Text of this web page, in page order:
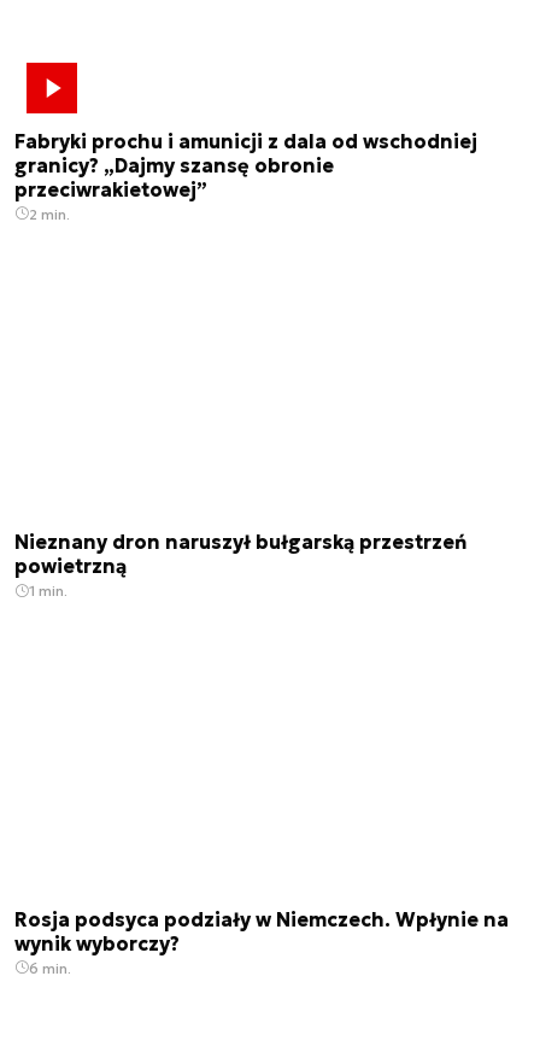
Fabryki prochu i amunicji z dala od wschodniej
granicy? „Dajmy szansę obronie
przeciwrakietowej”
2 min.
Nieznany dron naruszył bułgarską przestrzeń
powietrzną
1 min.
Rosja podsyca podziały w Niemczech. Wpłynie na
wynik wyborczy?
6 min.